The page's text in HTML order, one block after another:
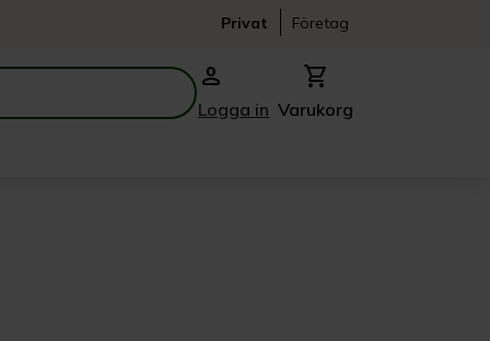
Privat Företag
person
Logga in
shopping_cart
Varukorg